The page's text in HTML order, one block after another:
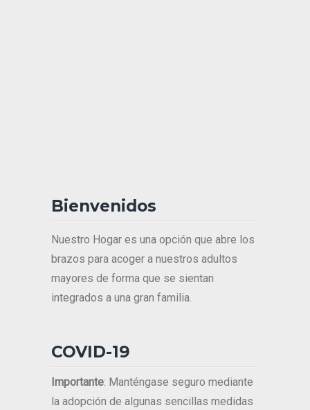
Bienvenidos
Nuestro Hogar es una opción que abre los
brazos para acoger a nuestros adultos
mayores de forma que se sientan
integrados a una gran familia.
COVID-19
Importante: Manténgase seguro mediante
la adopción de algunas sencillas medidas